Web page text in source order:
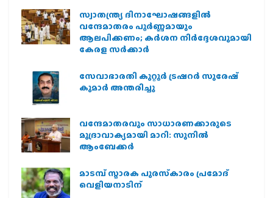
സ്വാതന്ത്ര്യ ദിനാഘോഷങ്ങളിൽ
വന്ദേമാതരം പൂർണ്ണമായും
ആലപിക്കണം; കർശന നിർദ്ദേശവുമായി
കേരള സർക്കാർ
സേവാഭാരതി കുറ്റൂർ ട്രഷറർ സുരേഷ്
കുമാർ അന്തരിച്ചു
വന്ദേമാതരവും സാധാരണക്കാരുടെ
മുദ്രാവാക്യമായി മാറി: സുനിൽ
ആംബേക്കർ
മാടമ്പ് സ്മാരക പുരസ്‌കാരം പ്രമോദ്
വെളിയനാടിന്